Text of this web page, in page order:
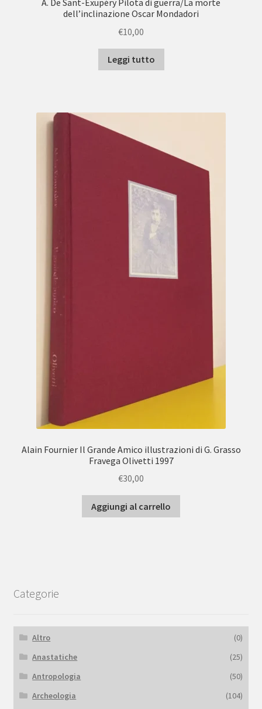
dell’inclinazione Oscar Mondadori
€10,00
Leggi tutto
Alain Fournier Il Grande Amico illustrazioni di G. Grasso
Fravega Olivetti 1997
€30,00
Aggiungi al carrello
Categorie
Altro
(0)
Anastatiche
(25)
Antropologia
(50)
Archeologia
(104)